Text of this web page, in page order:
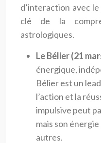
d’interaction avec
clé de la
astrologiques.
Le Bélier (21
énergique,
Bélier est un
l’action et la
impulsive peut
mais son
autres.